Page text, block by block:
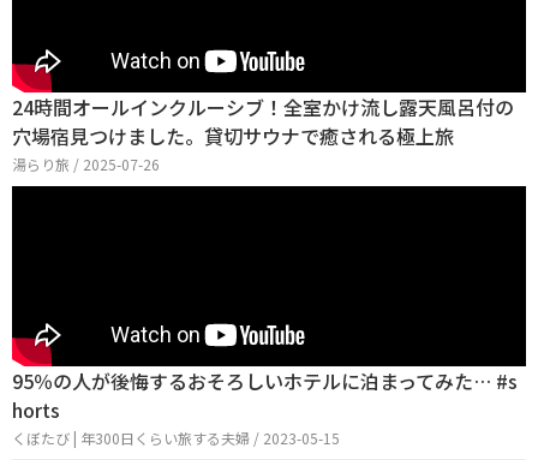
24時間オールインクルーシブ！全室かけ流し露天風呂付の
穴場宿見つけました。貸切サウナで癒される極上旅
湯らり旅 / 2025-07-26
95％の人が後悔するおそろしいホテルに泊まってみた… #s
horts
くぼたび | 年300日くらい旅する夫婦 / 2023-05-15